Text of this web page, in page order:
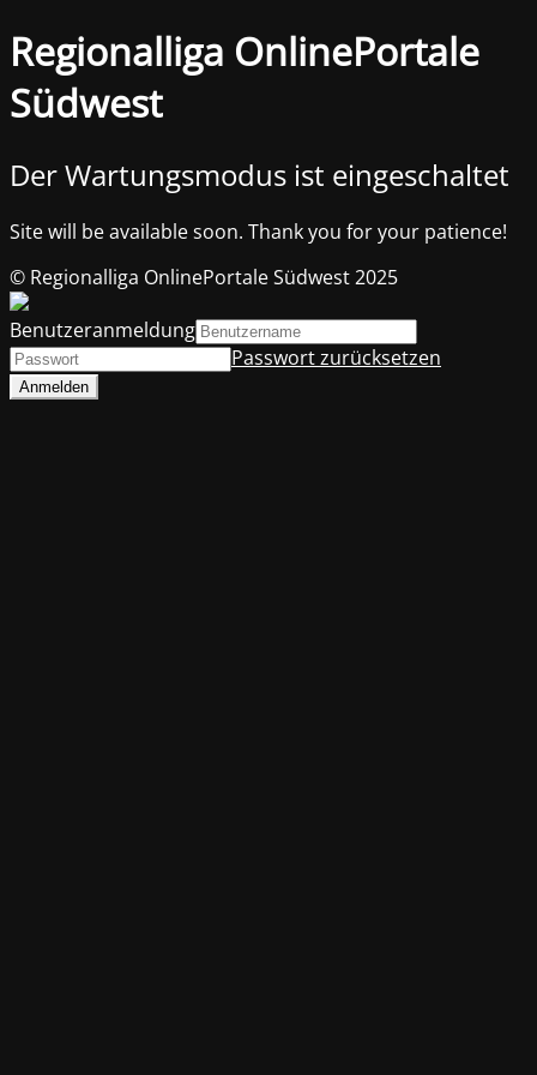
Regionalliga OnlinePortale
Südwest
Der Wartungsmodus ist eingeschaltet
Site will be available soon. Thank you for your patience!
© Regionalliga OnlinePortale Südwest 2025
Benutzeranmeldung
Passwort zurücksetzen